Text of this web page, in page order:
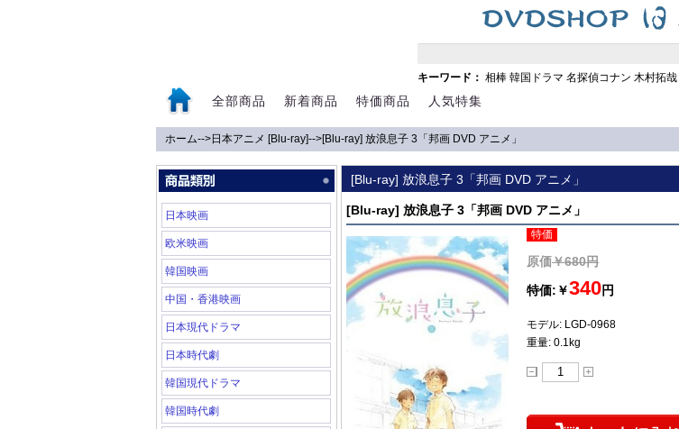
キーワード： 相棒 韓国ドラマ 名探偵コナン 木村拓哉
全部商品 新着商品 特価商品 人気特集
ホーム-->日本アニメ [Blu-ray]-->[Blu-ray] 放浪息子 3「邦画 DVD アニメ」
日本映画
欧米映画
韓国映画
中国・香港映画
日本現代ドラマ
日本時代劇
韓国現代ドラマ
韓国時代劇
[Blu-ray] 放浪息子 3「邦画 DVD アニメ」
[Blu-ray] 放浪息子 3「邦画 DVD アニメ」
特価
原価￥680円
特価:￥340円
モデル: LGD-0968
重量: 0.1kg
0